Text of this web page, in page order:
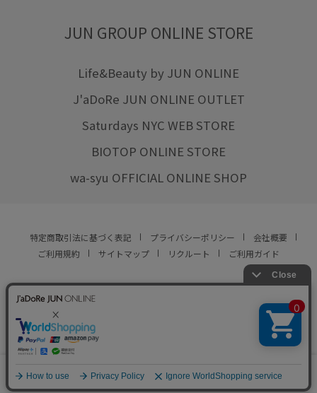
0
JUN GROUP ONLINE STORE
Life&Beauty by JUN ONLINE
J'aDoRe JUN ONLINE OUTLET
Saturdays NYC WEB STORE
BIOTOP ONLINE STORE
wa-syu OFFICIAL ONLINE SHOP
特定商取引法に基づく表記 プライバシーポリシー
会社概要
ご利用規約
サイトマップ リクルート ご利用ガイド
© JUN CO.,LTD. ALL RIGHTS RESERVED.